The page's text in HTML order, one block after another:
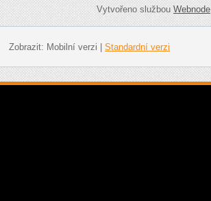
Vytvořeno službouWebnode
Zobrazit: Mobilní verzi Standardní verzi